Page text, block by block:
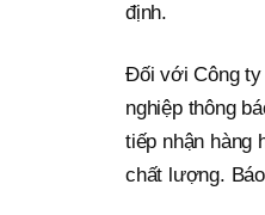
định.
Đối với Công
nghiệp thông
tiếp nhận hàng
chất lượng.